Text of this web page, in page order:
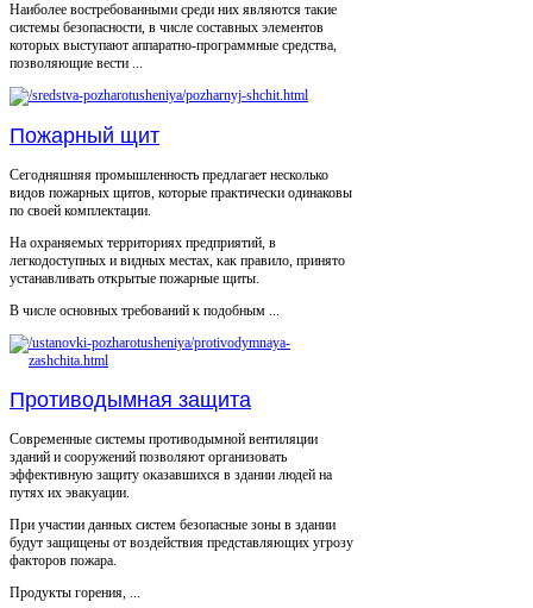
Наиболее востребованными среди них являются такие
системы безопасности, в числе составных элементов
которых выступают аппаратно-программные средства,
позволяющие вести ...
Пожарный щит
Сегодняшняя промышленность предлагает несколько
видов пожарных щитов, которые практически одинаковы
по своей комплектации.
На охраняемых территориях предприятий, в
легкодоступных и видных местах, как правило, принято
устанавливать открытые пожарные щиты.
В числе основных требований к подобным ...
Противодымная защита
Современные системы противодымной вентиляции
зданий и сооружений позволяют организовать
эффективную защиту оказавшихся в здании людей на
путях их эвакуации.
При участии данных систем безопасные зоны в здании
будут защищены от воздействия представляющих угрозу
факторов пожара.
Продукты горения, ...